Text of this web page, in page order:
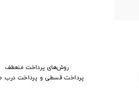
روش‌های پرداخت منعطف
پرداخت قسطی و پرداخت درب